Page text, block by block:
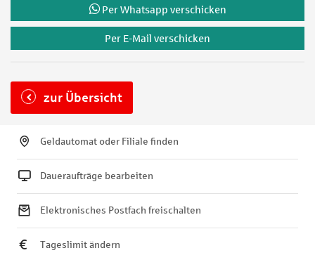
Per Whatsapp verschicken
Per E-Mail verschicken
zur Übersicht
Geldautomat oder Filiale finden
Daueraufträge bearbeiten
Elektronisches Postfach freischalten
Tageslimit ändern